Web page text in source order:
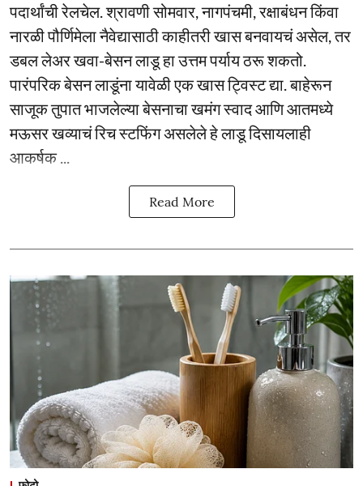
पदार्थांची रेलचेल. श्रावणी सोमवार, नागपंचमी, रक्षाबंधन किंवा
नारळी पौर्णिमेला नैवेद्यासाठी काहीतरी खास बनवायचं असेल, तर
डबल लेअर खवा-बेसन लाडू हा उत्तम पर्याय ठरू शकतो.
पारंपरिक बेसन लाडूंना यावेळी एक खास ट्विस्ट द्या. बाहेरून
साजूक तुपात भाजलेल्या बेसनाचा खमंग स्वाद आणि आतमध्ये
मऊसर खव्याचं रिच स्टफिंग असलेले हे लाडू दिसायलाही
आकर्षक ...
Read More